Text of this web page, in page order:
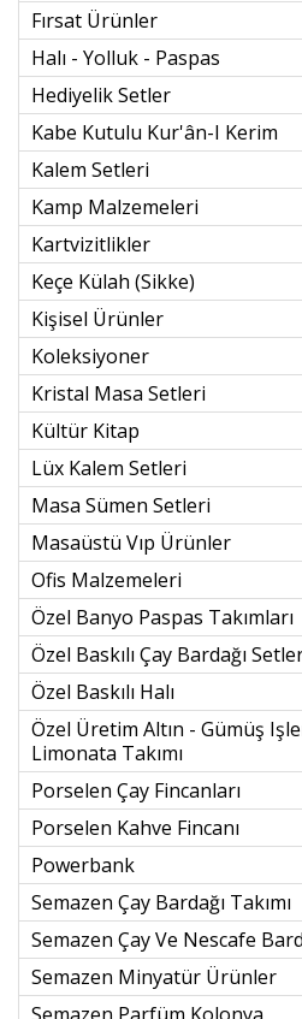
Fırsat Ürünler
Halı - Yolluk - Paspas
Hediyelik Setler
Kabe Kutulu Kur'ân-I Kerim
Kalem Setleri
Kamp Malzemeleri
Kartvizitlikler
Keçe Külah (sikke)
Kişisel Ürünler
Koleksiyoner
Kristal Masa Setleri
Kültür Kitap
Lüx Kalem Setleri
Masa Sümen Setleri
Masaüstü Vıp Ürünler
Ofis Malzemeleri
Özel Banyo Paspas Takımları
Özel Baskılı Çay Bardağı
Özel Baskılı Halı
Özel Üretim Altın - Gümüş
Limonata Takımı
Porselen Çay Fincanları
Porselen Kahve Fincanı
Powerbank
Semazen Çay Bardağı Takımı
Semazen Çay Ve Nescafe
Semazen Minyatür Ürünler